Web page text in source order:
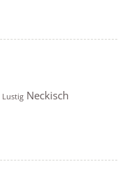
Lustig Neckisch